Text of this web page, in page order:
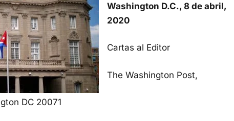
Washington D.C., 8 de abril,
2020
Cartas al Editor
The Washington Post,
DC 20071